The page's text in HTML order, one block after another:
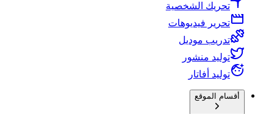
تحريك الشخصية
تحرير فيديوهات
تدريب موديل
توليد منشور
توليد أفاتار
أقسام الموقع